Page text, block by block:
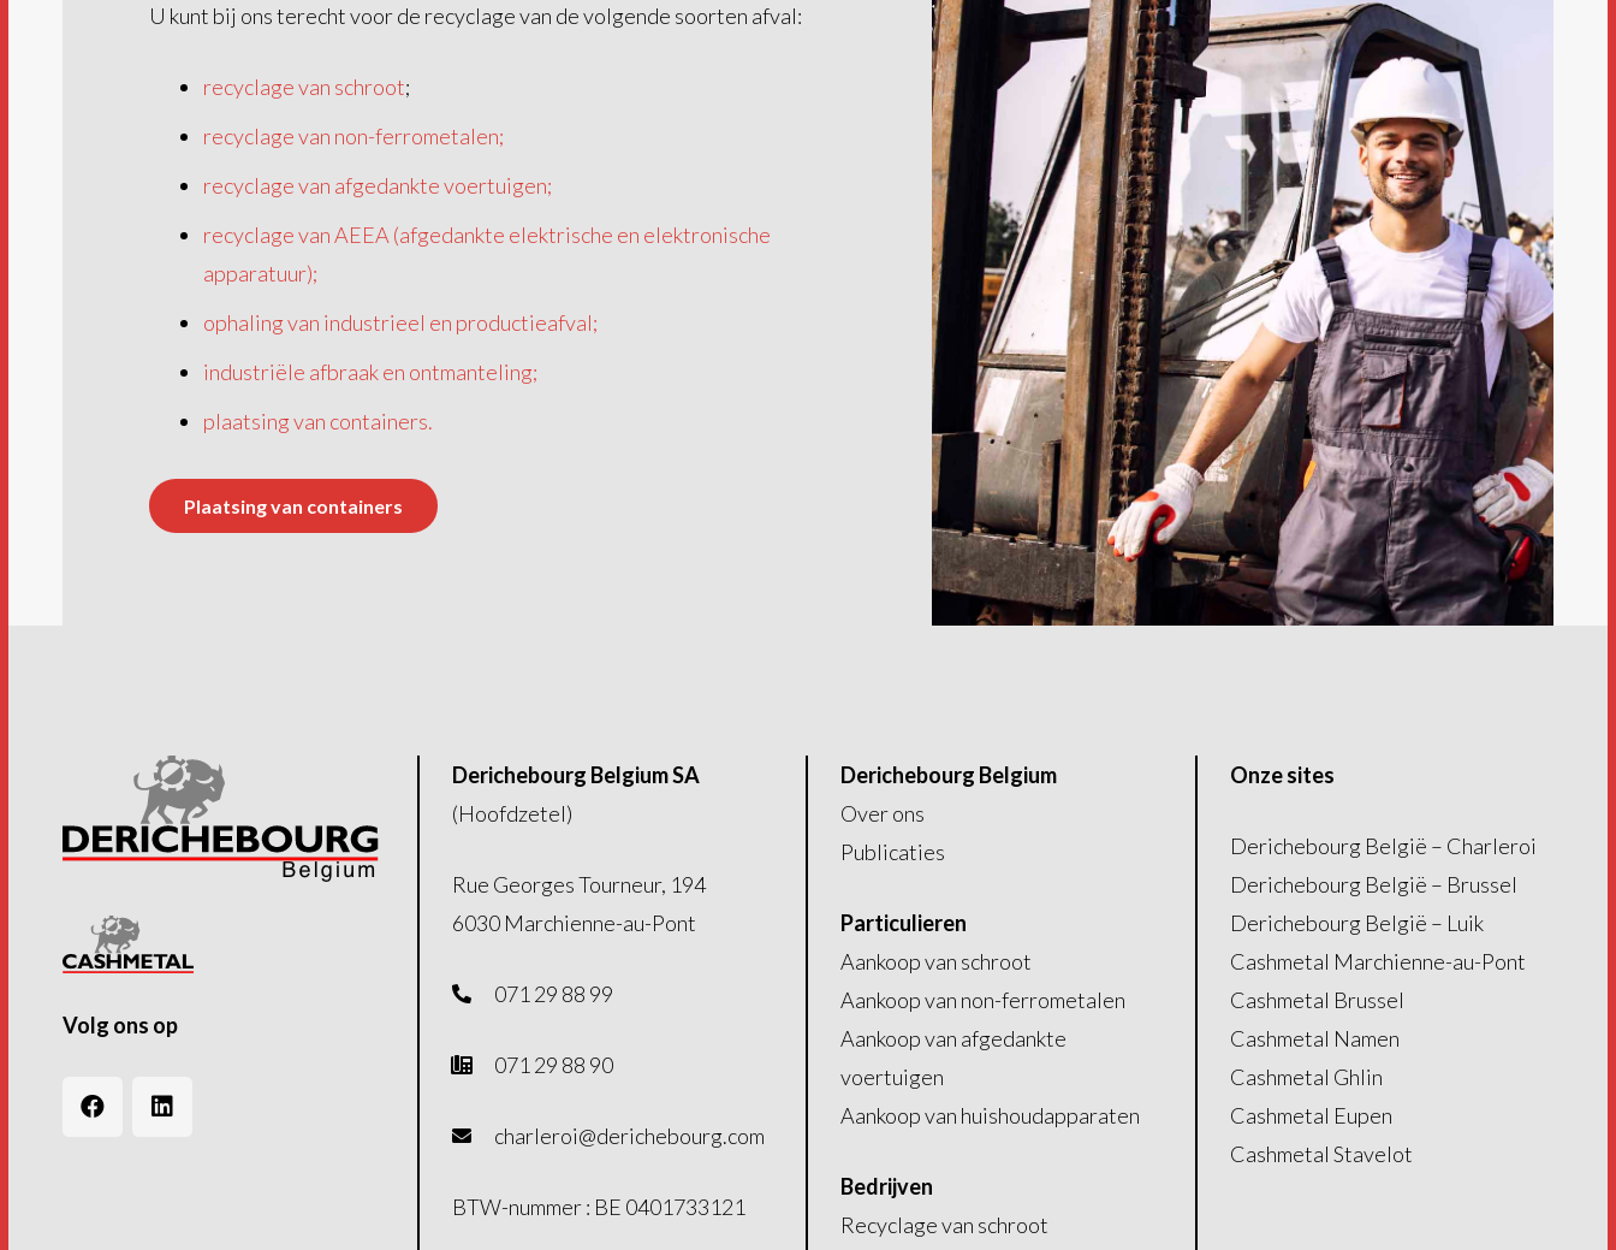
U kunt bij ons terecht voor de recyclage van de volgende soorten afval:
recyclage van schroot;
recyclage van non-ferrometalen;
recyclage van afgedankte voertuigen;
recyclage van AEEA (afgedankte elektrische en elektronische
apparatuur);
ophaling van industrieel en productieafval;
industriële afbraak en ontmanteling;
plaatsing van containers.
Plaatsing van containers
Volg ons op
Derichebourg Belgium SA
(Hoofdzetel)
Rue Georges Tourneur, 194
6030 Marchienne-au-Pont
071 29 88 99
071 29 88 90
charleroi@derichebourg.com
BTW-nummer : BE 0401733121
Derichebourg Belgium
Over ons
Publicaties
Particulieren
Aankoop van schroot
Aankoop van non-ferrometalen
Aankoop van afgedankte
voertuigen
Aankoop van huishoudapparaten
Bedrijven
Recyclage van schroot
Onze sites
Derichebourg België – Charleroi
Derichebourg België – Brussel
Derichebourg België – Luik
Cashmetal Marchienne-au-Pont
Cashmetal Brussel
Cashmetal Namen
Cashmetal Ghlin
Cashmetal Eupen
Cashmetal Stavelot